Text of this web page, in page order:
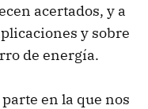
acertados, y a
y sobre
de energía.
en la que nos